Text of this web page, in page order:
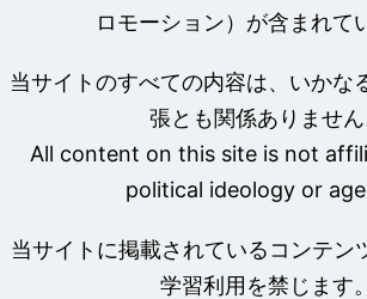
ロモーション）が含まれて
当サイトのすべての内容は、いかな
張とも関係ありません
All content on this site is not
political ideology or
当サイトに掲載されているコンテン
学習利用を禁じます。